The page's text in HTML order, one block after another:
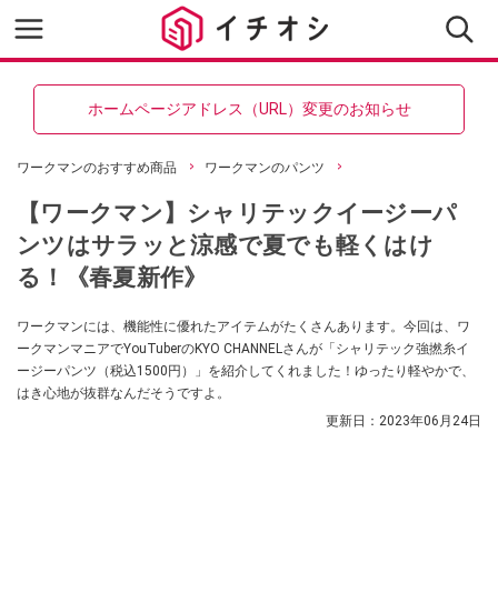
ホームページアドレス（URL）変更のお知らせ
ワークマンのおすすめ商品 ワークマンのパンツ
【ワークマン】シャリテックイージーパ
ンツはサラッと涼感で夏でも軽くはけ
る！《春夏新作》
ワークマンには、機能性に優れたアイテムがたくさんあります。今回は、ワ
ークマンマニアでYouTuberのKYO CHANNELさんが「シャリテック強撚糸イ
ージーパンツ（税込1500円）」を紹介してくれました！ゆったり軽やかで、
はき心地が抜群なんだそうですよ。
更新日： 2023年06月24日